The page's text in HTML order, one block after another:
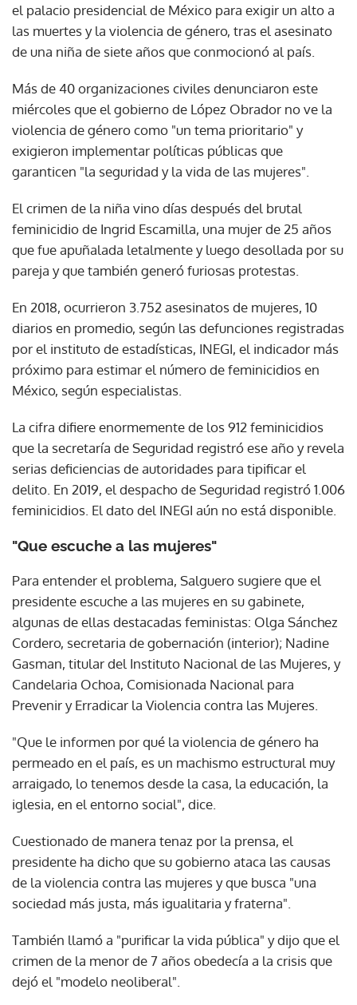
el palacio presidencial de México para exigir un alto a
las muertes y la violencia de género, tras el asesinato
de una niña de siete años que conmocionó al país.
Más de 40 organizaciones civiles denunciaron este
miércoles que el gobierno de López Obrador no ve la
violencia de género como "un tema prioritario" y
exigieron implementar políticas públicas que
garanticen "la seguridad y la vida de las mujeres".
El crimen de la niña vino días después del brutal
feminicidio de Ingrid Escamilla, una mujer de 25 años
que fue apuñalada letalmente y luego desollada por su
pareja y que también generó furiosas protestas.
En 2018, ocurrieron 3.752 asesinatos de mujeres, 10
diarios en promedio, según las defunciones registradas
por el instituto de estadísticas, INEGI, el indicador más
próximo para estimar el número de feminicidios en
México, según especialistas.
La cifra difiere enormemente de los 912 feminicidios
que la secretaría de Seguridad registró ese año y revela
serias deficiencias de autoridades para tipificar el
delito. En 2019, el despacho de Seguridad registró 1.006
feminicidios. El dato del INEGI aún no está disponible.
"Que escuche a las mujeres"
Para entender el problema, Salguero sugiere que el
presidente escuche a las mujeres en su gabinete,
algunas de ellas destacadas feministas: Olga Sánchez
Cordero, secretaria de gobernación (interior); Nadine
Gasman, titular del Instituto Nacional de las Mujeres, y
Candelaria Ochoa, Comisionada Nacional para
Prevenir y Erradicar la Violencia contra las Mujeres.
"Que le informen por qué la violencia de género ha
permeado en el país, es un machismo estructural muy
arraigado, lo tenemos desde la casa, la educación, la
iglesia, en el entorno social", dice.
Cuestionado de manera tenaz por la prensa, el
presidente ha dicho que su gobierno ataca las causas
de la violencia contra las mujeres y que busca "una
sociedad más justa, más igualitaria y fraterna".
También llamó a "purificar la vida pública" y dijo que el
crimen de la menor de 7 años obedecía a la crisis que
dejó el "modelo neoliberal".